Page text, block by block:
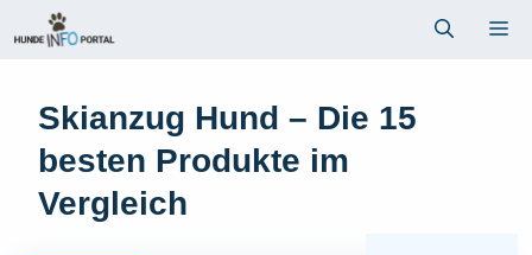
Inhalt
Skianzug Hund – Die 15
besten Produkte im
Vergleich